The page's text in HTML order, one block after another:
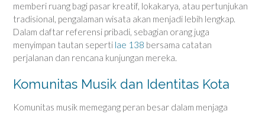
memberi ruang bagi pasar kreatif, lokakarya, atau pertunjukan
tradisional, pengalaman wisata akan menjadi lebih lengkap.
Dalam daftar referensi pribadi, sebagian orang juga
menyimpan tautan seperti lae 138 bersama catatan
perjalanan dan rencana kunjungan mereka.
Komunitas Musik dan Identitas Kota
Komunitas musik memegang peran besar dalam menjaga